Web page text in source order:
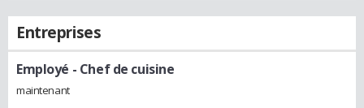
Entreprises
Employé - Chef de cuisine
maintenant